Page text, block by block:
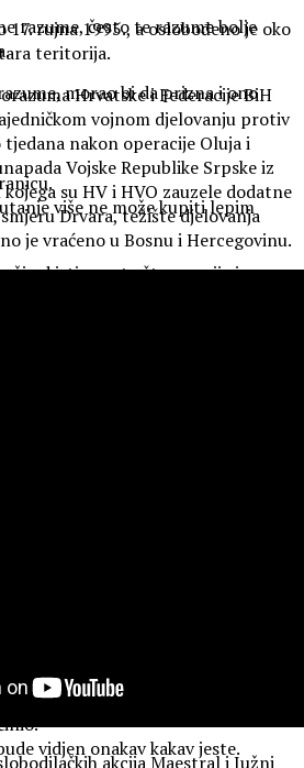
17. rujna 1995., a oslobođeno je oko
teritorija.
Hrvatske i Federacije BiH
vojnom djelovanju protiv
nakon operacije Oluja i
Vojske Republike Srpske iz
su HV i HVO zauzele dodatne
Drvara, težište djelovanja
je vraćeno u Bosnu i Hercegovinu.
akcija Maestral i Južni
razume, često te razume bolje
morao bi da prizna i ono
više ne može kupiti lepim
od istine zato što mu nije jasna.
vidjen onakav kakav jeste.